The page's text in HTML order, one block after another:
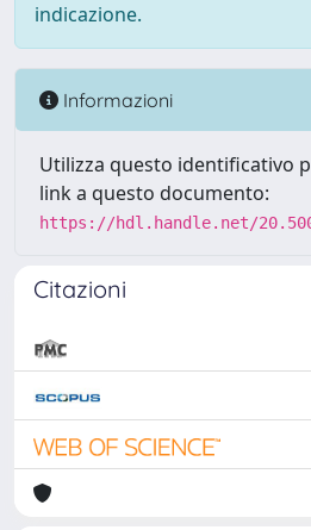
indicazione.
Informazioni
Utilizza questo identificativo
link a questo documento:
https://hdl.handle.net/
Citazioni